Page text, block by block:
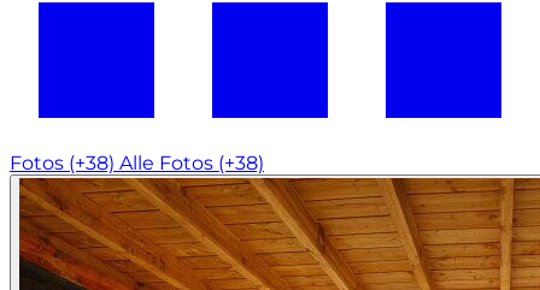
Fotos (+38) Alle Fotos (+38)